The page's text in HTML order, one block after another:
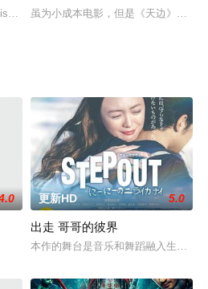
伲亚的生
者是一位六十来岁的老人，被人用钝器击伤
Maticevic 饰）是一位成功的银行家，在
虽为小成本电影，但是《天边》对于
更新HD 5.0
出走 哥哥的彼界
本作的舞台是音乐和舞蹈融入生活的